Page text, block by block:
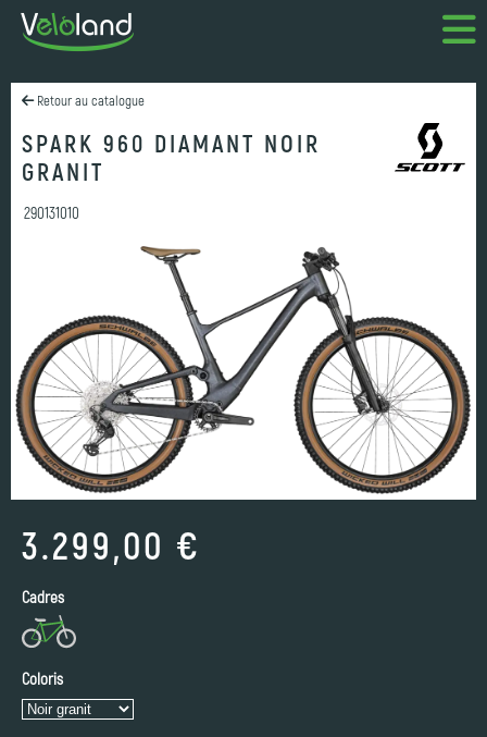
Retour au catalogue
SPARK 960 DIAMANT NOIR
GRANIT
290131010
3.299,00 €
Cadres
Coloris